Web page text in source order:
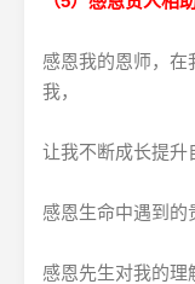
感恩我的恩师，在
我，
让我不断成长提升
感恩生命中遇到的
感恩先生对我的理